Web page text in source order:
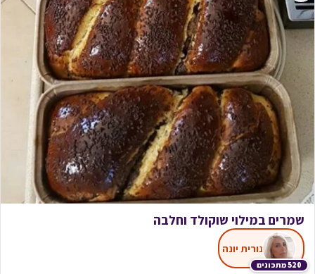
שמרים במילוי שוקולד וחלבה
520 מתכונים
נורית יונה